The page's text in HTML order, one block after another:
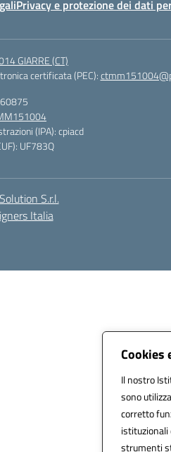
Il nostro
sono
corretto
istituzionali
strumenti
Privacy e protezione dei dati
GIARRE (CT)
certificata (PEC):
(IPA): cpiacd
UF783Q
S.r.l.
Italia